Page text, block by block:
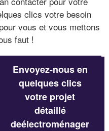
clics votre besoin
vous et vous mettons
faut !
Envoyez-nous en
quelques clics
votre projet
détaillé
deélectroménager